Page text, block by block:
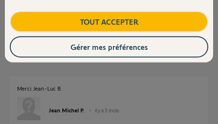
Jean-Luc B. il y a 3 mois
Merci Jean-Luc B.
Jean Michel P. il y a 3 mois
TOUT ACCEPTER
Gérer mes préférences